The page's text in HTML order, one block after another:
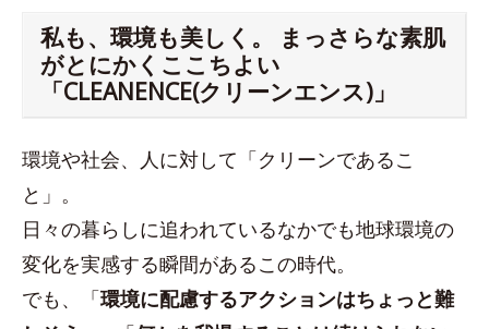
私も、環境も美しく。 まっさらな素肌
がとにかくここちよい
「CLEANENCE(クリーンエンス)」
環境や社会、人に対して「クリーンであるこ
と」。
日々の暮らしに追われているなかでも地球環境の
変化を実感する瞬間があるこの時代。
でも、「環境に配慮するアクションはちょっと難